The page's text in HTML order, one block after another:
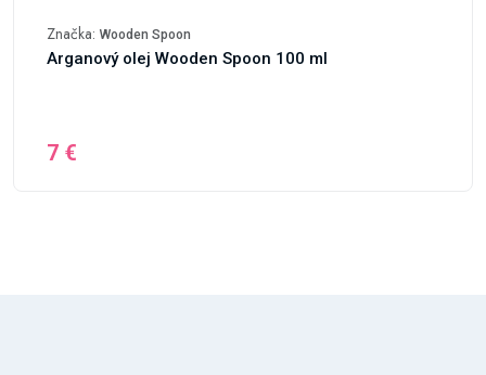
Značka: Wooden Spoon
Arganový olej Wooden Spoon 100 ml
7 €